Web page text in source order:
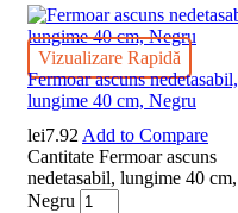
Vizualizare Rapidă
Fermoar ascuns nedetasabil,
lungime 40 cm, Negru
lei7.92 Add to Compare
Cantitate Fermoar ascuns
nedetasabil, lungime 40 cm,
Negru